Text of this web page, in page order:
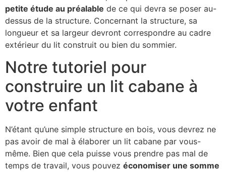
petite étude au préalable de ce qui devra se poser au-
dessus de la structure. Concernant la structure, sa
longueur et sa largeur devront correspondre au cadre
extérieur du lit construit ou bien du sommier.
Notre tutoriel pour
construire un lit cabane à
votre enfant
N’étant qu’une simple structure en bois, vous devrez ne
pas avoir de mal à élaborer un lit cabane par vous-
même. Bien que cela puisse vous prendre pas mal de
temps de travail, vous pouvez économiser une somme